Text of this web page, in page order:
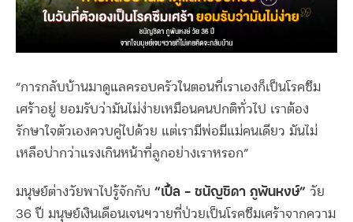
“การกลับบ้านมาดูแลครอบครัวในตอนที่เราเองก็เป็นโรคซึม
เศร้าอยู่ ยอมรับว่ามันไม่ง่ายเหมือนคนปกติทั่วไป เราต้อง
รักษาใจตัวเองควบคู่ไปด้วย แต่เรามีพ่อมีแม่คนเดียว มันไม่
เหลือบ่ากว่าแรงเกินหน้าที่ลูกอย่างเราหรอก”
มนุษย์ต่างวัยพาไปรู้จักกับ “เปิ้ล – ชนัญชิดา ภูพันหงษ์” วัย
36 ปี มนุษย์เงินเดือนเจนฯวายที่ป่วยเป็นโรคซึมเศร้าจากความ